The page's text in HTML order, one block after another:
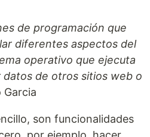
de programación que
diferentes aspectos del
operativo que ejecuta
datos de otros sitios web o
Garcia
son funcionalidades